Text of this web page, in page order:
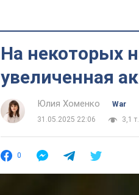
На некоторых
увеличенная
Юлия Хоменко
War
31.05.2025 22:06
3,1 т.
0